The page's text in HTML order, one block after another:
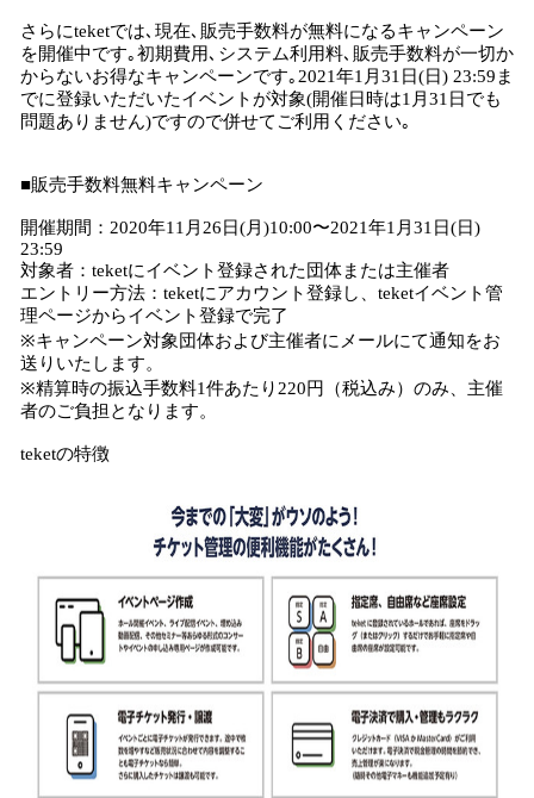
さらにteketでは､現在､販売手数料が無料になるキャンペーン
を開催中です｡初期費用､システム利用料､販売手数料が一切か
からないお得なキャンペーンです｡2021年1月31日(日) 23:59ま
でに登録いただいたイベントが対象(開催日時は1月31日でも
問題ありません)ですので併せてご利用ください｡
■販売手数料無料キャンペーン
開催期間：2020年11月26日(月)10:00〜2021年1月31日(日)
23:59
対象者：teketにイベント登録された団体または主催者
エントリー方法：teketにアカウント登録し、teketイベント管
理ページからイベント登録で完了
※キャンペーン対象団体および主催者にメールにて通知をお
送りいたします。
※精算時の振込手数料1件あたり220円（税込み）のみ、主催
者のご負担となります。
teketの特徴